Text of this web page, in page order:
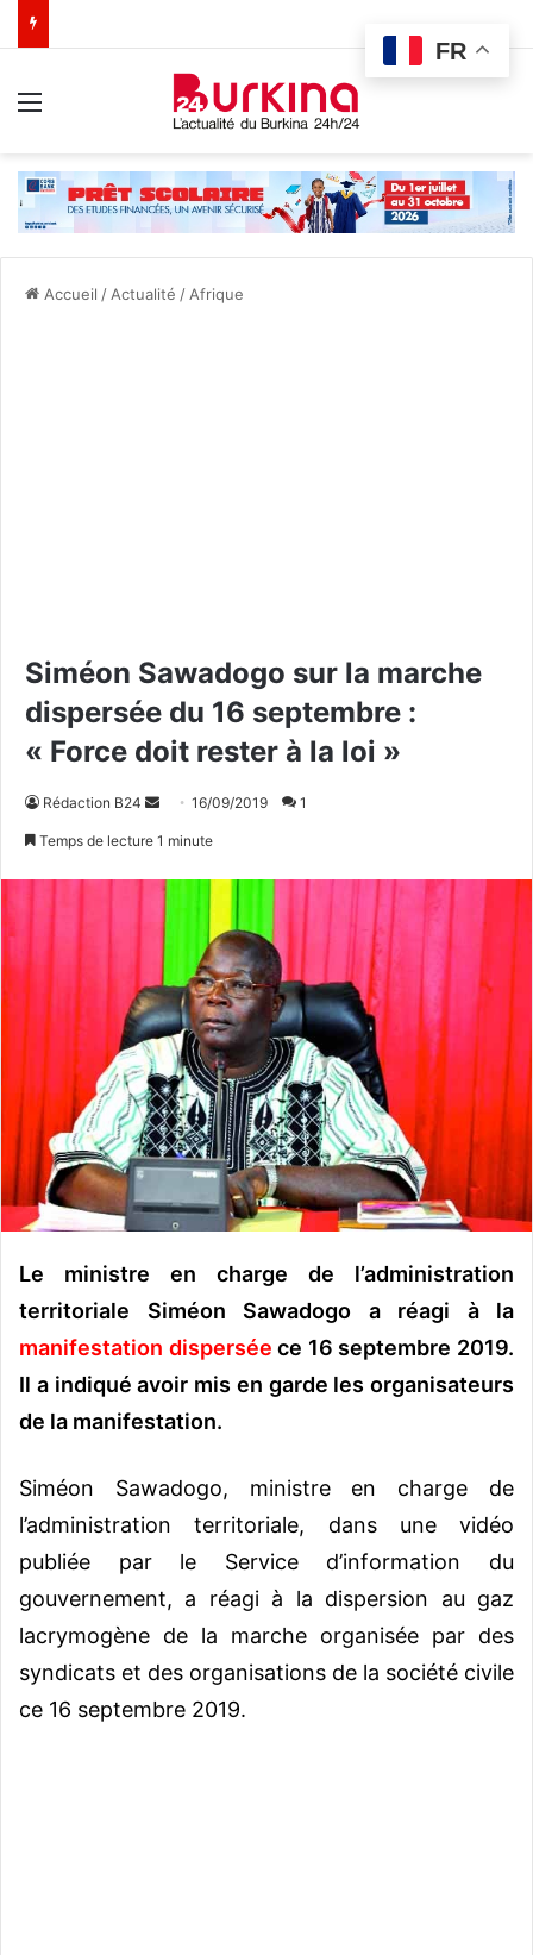
Accueil / Actualité / Afrique
Siméon Sawadogo sur la marche
dispersée du 16 septembre :
« Force doit rester à la loi »
Rédaction B24
o
e
r
u
n
c
o
u
r
r
i
e
16/09/2019 1
Temps de lecture 1 minute
Le ministre en charge de l’administration
territoriale Siméon Sawadogo a réagi à la
manifestation dispersée ce 16 septembre 2019.
Il a indiqué avoir mis en garde les organisateurs
de la manifestation.
Siméon Sawadogo, ministre en charge de
l’administration territoriale, dans une vidéo
publiée par le Service d’information du
gouvernement, a réagi à la dispersion au gaz
lacrymogène de la marche organisée par des
syndicats et des organisations de la société civile
ce 16 septembre 2019.
FR